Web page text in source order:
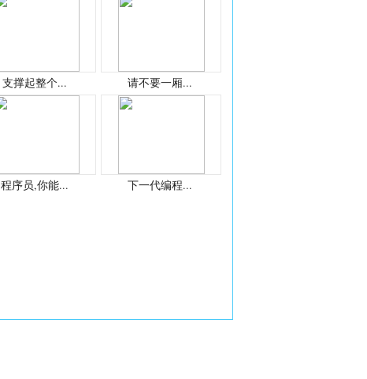
支撑起整个... 请不要一厢...
程序员,你能... 下一代编程...